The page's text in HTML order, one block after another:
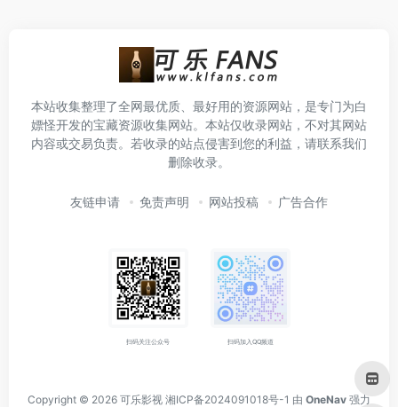
本站收集整理了全网最优质、最好用的资源网站，是专门为白
嫖怪开发的宝藏资源收集网站。本站仅收录网站，不对其网站
内容或交易负责。若收录的站点侵害到您的利益，请联系我们
删除收录。
友链申请 免责声明 网站投稿 广告合作
扫码关注公众号 扫码加入QQ频道
Copyright © 2026 可乐影视 湘ICP备2024091018号-1 由 OneNav 强力